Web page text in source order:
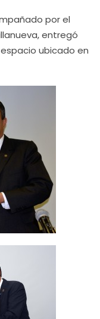
por el
entregó
ubicado en